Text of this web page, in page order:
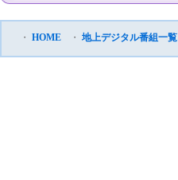
・ HOME ・ 地上デジタル番組一覧